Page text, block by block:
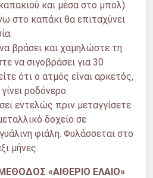
και μέσα στο μπολ).
στο καπάκι θα επιταχύνει
βράσει και χαμηλώστε τη
να σιγοβράσει για 30
ότι ο ατμός είναι αρκετός,
ροδόνερο.
εντελώς πριν μεταγγίσετε
δοχείο σε
φιάλη. Φυλάσσεται στο
μήνες.
«ΑΙΘΕΡΙΟ ΕΛΑΙΟ»